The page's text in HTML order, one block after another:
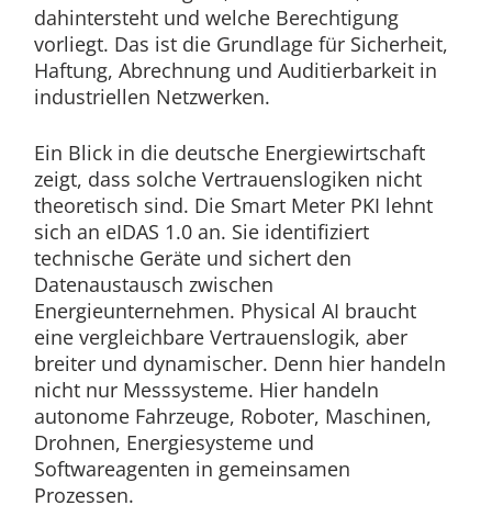
dahintersteht und welche Berechtigung
vorliegt. Das ist die Grundlage für Sicherheit,
Haftung, Abrechnung und Auditierbarkeit in
industriellen Netzwerken.
Ein Blick in die deutsche Energiewirtschaft
zeigt, dass solche Vertrauenslogiken nicht
theoretisch sind. Die Smart Meter PKI lehnt
sich an eIDAS 1.0 an. Sie identifiziert
technische Geräte und sichert den
Datenaustausch zwischen
Energieunternehmen. Physical AI braucht
eine vergleichbare Vertrauenslogik, aber
breiter und dynamischer. Denn hier handeln
nicht nur Messsysteme. Hier handeln
autonome Fahrzeuge, Roboter, Maschinen,
Drohnen, Energiesysteme und
Softwareagenten in gemeinsamen
Prozessen.